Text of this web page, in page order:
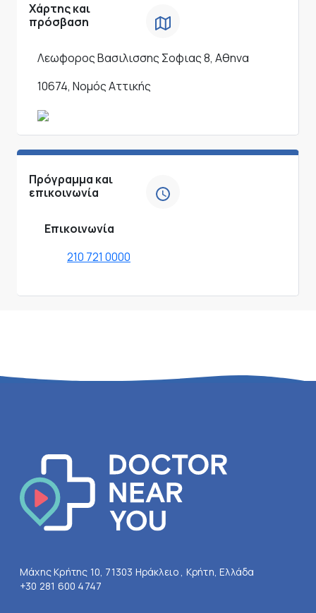
Χάρτης και
πρόσβαση
Λεωφορος Βασιλισσης Σοφιας 8, Αθηνα
10674, Νομός Αττικής
Πρόγραμμα και
επικοινωνία
Επικοινωνία
210 721 0000
Μάχης Κρήτης 10, 71303 Ηράκλειο , Κρήτη, Ελλάδα
+30 281 600 4747